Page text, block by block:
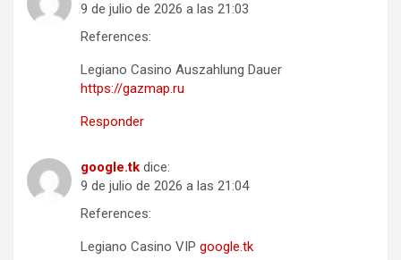
9 de julio de 2026 a las 21:03
References:
Legiano Casino Auszahlung Dauer
https://gazmap.ru
Responder
google.tk dice:
9 de julio de 2026 a las 21:04
References:
Legiano Casino VIP google.tk